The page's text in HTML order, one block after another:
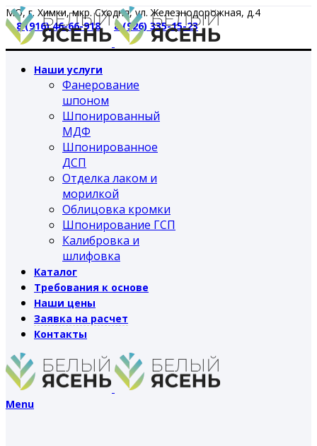
МО, г. Химки, мкр. Сходня, ул. Железнодорожная, д.4
8 (916) 46-66-918
8 (926) 335-15-23
Наши услуги
Фанерование
шпоном
Шпонированный
МДФ
Шпонированное
ДСП
Отделка лаком и
морилкой
Облицовка кромки
Шпонирование ГСП
Калибровка и
шлифовка
Каталог
Требования к основе
Наши цены
Заявка на расчет
Контакты
Menu